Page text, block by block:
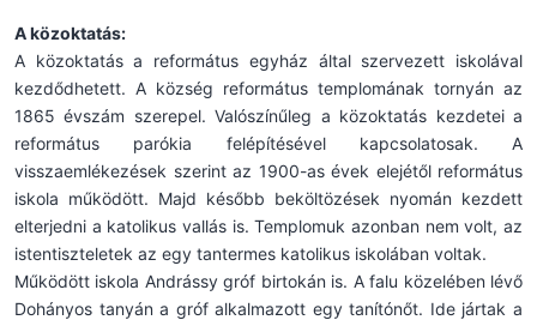
A közoktatás:
A közoktatás a református egyház által szervezett iskolával
kezdődhetett. A község református templomának tornyán az
1865 évszám szerepel. Valószínűleg a közoktatás kezdetei a
református parókia felépítésével kapcsolatosak. A
visszaemlékezések szerint az 1900-as évek elejétől református
iskola működött. Majd később beköltözések nyomán kezdett
elterjedni a katolikus vallás is. Templomuk azonban nem volt, az
istentiszteletek az egy tantermes katolikus iskolában voltak.
Működött iskola Andrássy gróf birtokán is. A falu közelében lévő
Dohányos tanyán a gróf alkalmazott egy tanítónőt. Ide jártak a